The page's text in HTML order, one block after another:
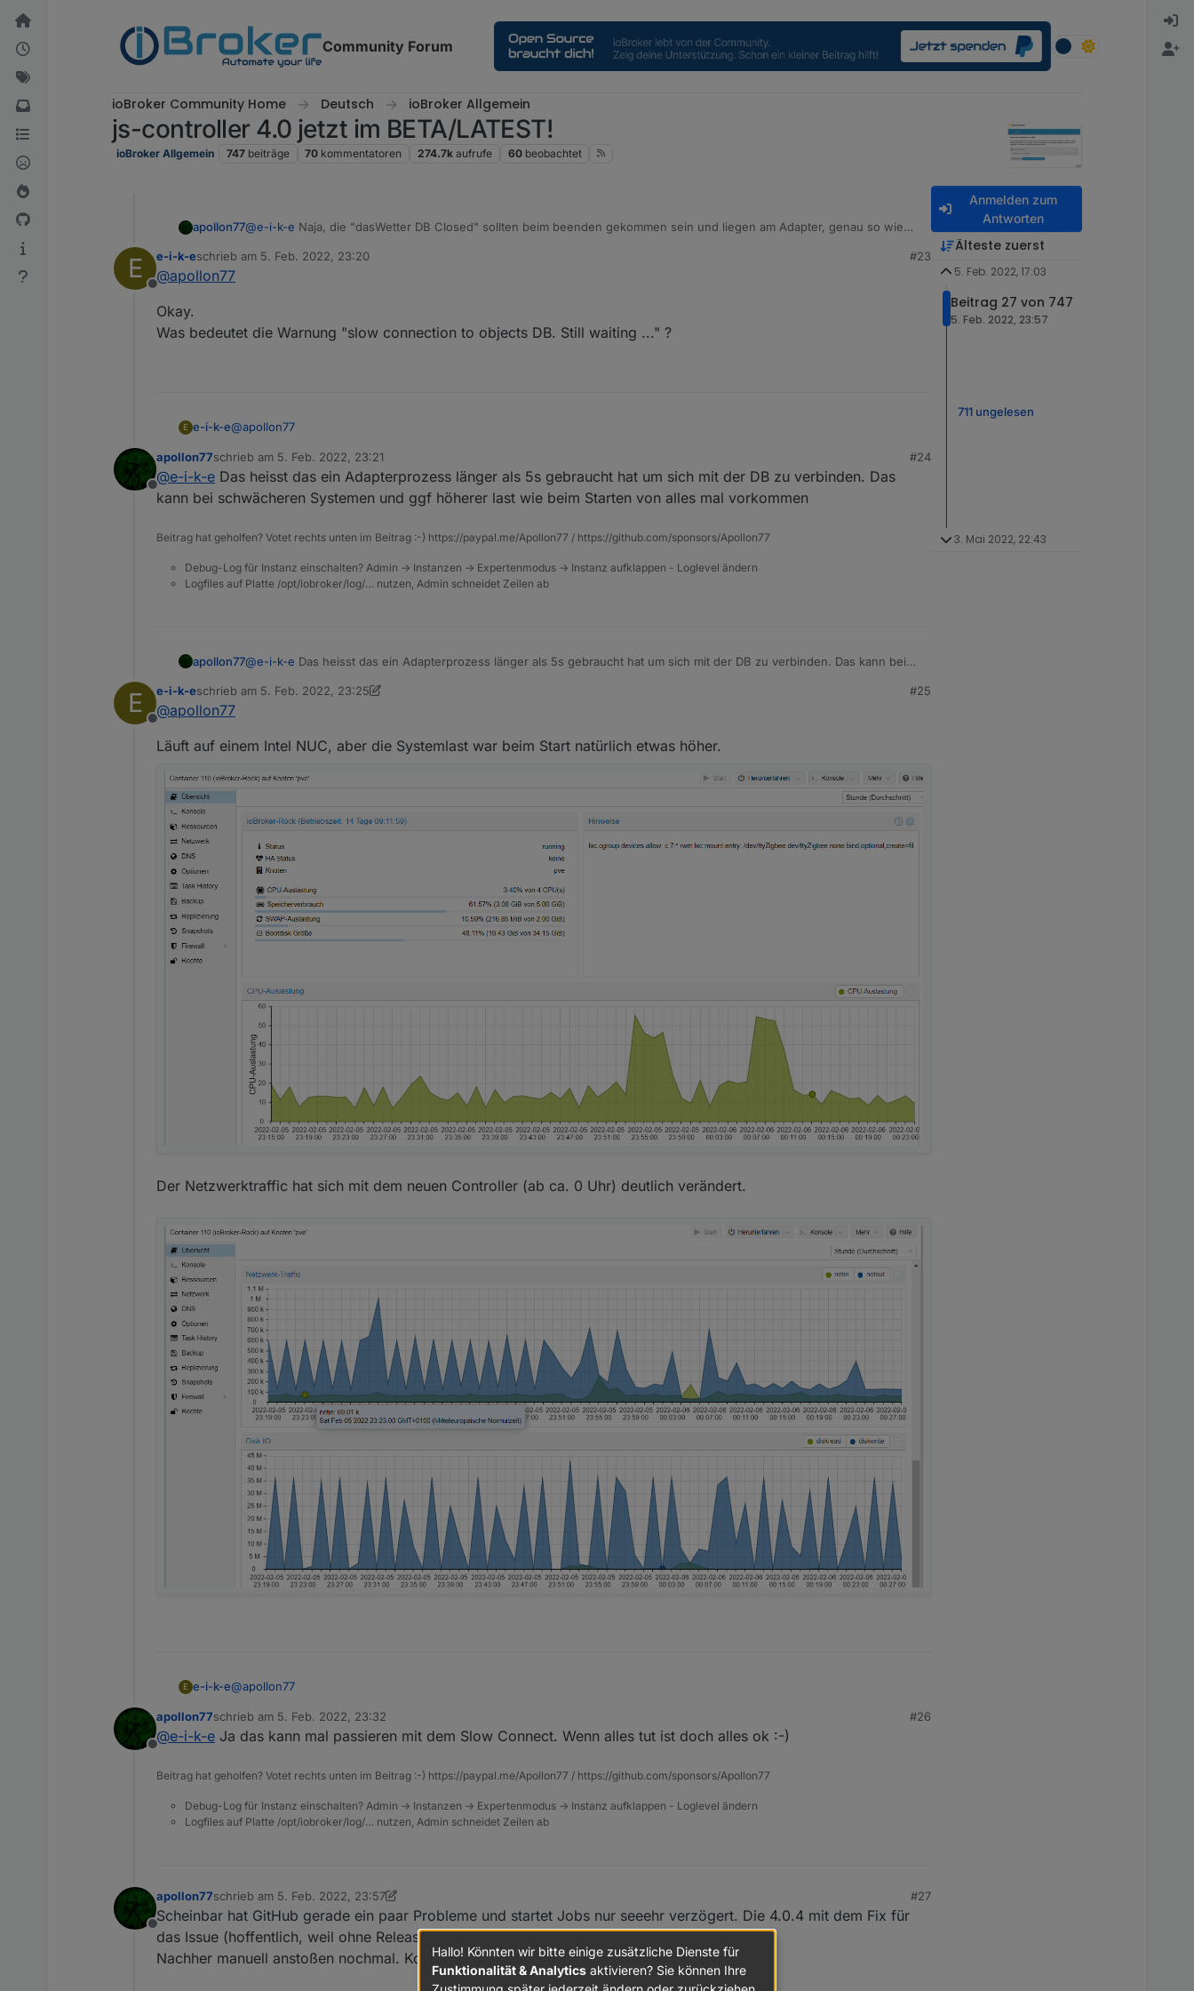
Weiter zum Inhalt
Community Forum
ioBroker Community Home Deutsch ioBroker Allgemein
js-controller 4.0 jetzt im BETA/LATEST!
ioBroker Allgemein 747 beiträge 70 kommentatoren 274.7k aufrufe 60 beobachtet
apollon77@e-i-k-e Naja, die "dasWetter DB Closed" sollten beim beenden gekommen sein und liegen am Adapter, genau so wie
E
Offline
e-i-k-eschrieb am 5. Feb. 2022, 23:20
zuletzt editiert von
#23
@apollon77
Okay.
Was bedeutet die Warnung "slow connection to objects DB. Still waiting ..." ?
E e-i-k-e@apollon77
Okay.
Was bedeutet die Warnung "slow connection to objects DB. Still waiting ..." ?
Offline
apollon77schrieb am 5. Feb. 2022, 23:21
zuletzt editiert von
#24
@e-i-k-e Das heisst das ein Adapterprozess länger als 5s gebraucht hat um sich mit der DB zu verbinden. Das
kann bei schwächeren Systemen und ggf höherer last wie beim Starten von alles mal vorkommen
Beitrag hat geholfen? Votet rechts unten im Beitrag :-) https://paypal.me/Apollon77 / https://github.com/sponsors/Apollon77
Debug-Log für Instanz einschalten? Admin -> Instanzen -> Expertenmodus -> Instanz aufklappen - Loglevel ändern
Logfiles auf Platte /opt/iobroker/log/… nutzen, Admin schneidet Zeilen ab
apollon77@e-i-k-e Das heisst das ein Adapterprozess länger als 5s gebraucht hat um sich mit der DB zu verbinden. Das kann bei
E
Offline
e-i-k-eschrieb am 5. Feb. 2022, 23:25
zuletzt editiert von e-i-k-e2. Juni 2022, 00:29
#25
@apollon77
Läuft auf einem Intel NUC, aber die Systemlast war beim Start natürlich etwas höher.
Der Netzwerktraffic hat sich mit dem neuen Controller (ab ca. 0 Uhr) deutlich verändert.
E e-i-k-e@apollon77
Läuft auf einem Intel NUC, aber die Systemlast war beim Start natürlich etwas höher.
Offline
apollon77schrieb am 5. Feb. 2022, 23:32
zuletzt editiert von
#26
@e-i-k-e Ja das kann mal passieren mit dem Slow Connect. Wenn alles tut ist doch alles ok :-)
Beitrag hat geholfen? Votet rechts unten im Beitrag :-) https://paypal.me/Apollon77 / https://github.com/sponsors/Apollon77
Debug-Log für Instanz einschalten? Admin -> Instanzen -> Expertenmodus -> Instanz aufklappen - Loglevel ändern
Logfiles auf Platte /opt/iobroker/log/… nutzen, Admin schneidet Zeilen ab
Offline
apollon77schrieb am 5. Feb. 2022, 23:57
zuletzt editiert von apollon772. Juni 2022, 09:44
#27
Scheinbar hat GitHub gerade ein paar Probleme und startet Jobs nur seeehr verzögert. Die 4.0.4 mit dem Fix für
das Issue (hoffentlich, weil ohne Release kann ich nicht testen) muss ich wohl
Nachher manuell anstoßen nochmal. Kommt dann im laufe des Tages
Anmelden zum
Antworten
Älteste zuerst
5. Feb. 2022, 17:03
Beitrag 27 von 747
5. Feb. 2022, 23:57
711 ungelesen
3. Mai 2022, 22:43
Hallo! Könnten wir bitte einige zusätzliche Dienste für
Funktionalität & Analytics aktivieren? Sie können Ihre